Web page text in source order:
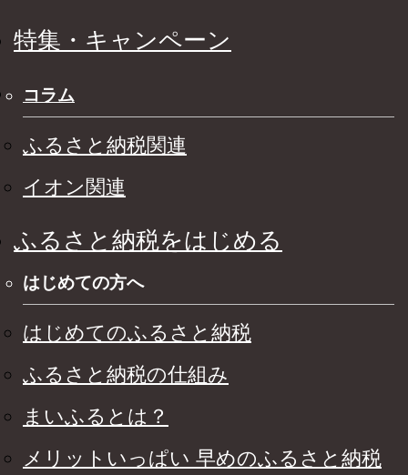
特集・キャンペーン
コラム
ふるさと納税関連
イオン関連
ふるさと納税をはじめる
はじめての方へ
はじめてのふるさと納税
ふるさと納税の仕組み
まいふるとは？
メリットいっぱい 早めのふるさと納税